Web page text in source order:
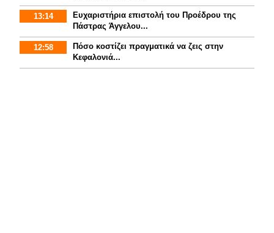
13:14
Ευχαριστήρια επιστολή του Προέδρου της
Πάστρας Άγγελου...
12:58
Πόσο κοστίζει πραγματικά να ζεις στην
Κεφαλονιά...